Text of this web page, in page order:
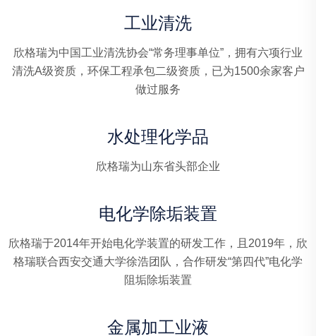
工业清洗
欣格瑞为中国工业清洗协会“常务理事单位”，拥有六项行业
清洗A级资质，环保工程承包二级资质，已为1500余家客户
做过服务
水处理化学品
欣格瑞为山东省头部企业
电化学除垢装置
欣格瑞于2014年开始电化学装置的研发工作，且2019年，欣
格瑞联合西安交通大学徐浩团队，合作研发“第四代”电化学
阻垢除垢装置
金属加工业液